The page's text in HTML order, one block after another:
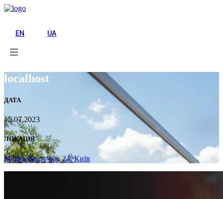
EN UA
localhost
ДАТА
15.07.2023
ЛОКАЦІЯ
Марка Безручка, 24, Київ